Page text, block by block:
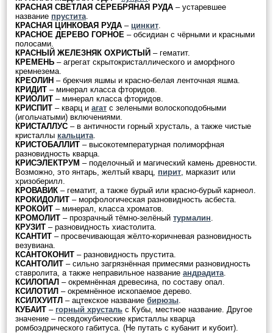
КРАСНАЯ СВЕТЛАЯ СЕРЕБРЯНАЯ РУДА – устаревшее
название прустита
КРАСНАЯ ЦИНКОВАЯ РУДА – цинкит
КРАСНОЕ ДЕРЕВО ГОРНОЕ – обсидиан с чёрными и красными
полосами.
КРАСНЫЙ ЖЕЛЕЗНЯК ОХРИСТЫЙ – гематит.
КРЕМЕНЬ – агрегат скрытокристаллического и аморфного
кремнезема.
КРЕОЛИН – брекчия яшмы и красно-белая ленточная яшма.
КРИДИТ – минерал класса фторидов.
КРИОЛИТ – минерал класса фторидов.
КРИСПИТ – кварц и агат с зелеными волоскоподобными
(игольчатыми) включениями.
КРИСТАЛЛУС – в античности горный хрусталь, а также чистые
кристаллы кальцита
КРИСТОБАЛЛИТ – высокотемпературная полиморфная
разновидность кварца.
КРИСЭЛЕКТРУМ – поделочный и магический камень древности.
Возможно, это янтарь, желтый кварц, пирит , марказит или
хризоберилл.
КРОВАВИК – гематит, а также бурый или красно-бурый карнеол.
КРОКИДОЛИТ – морфологическая разновидность асбеста.
КРОКОИТ – минерал, класса хроматов.
КРОМОЛИТ – прозрачный тёмно-зелёный турмалин
КРУЗИТ – разновидность хиастолита.
КСАНТИТ – просвечивающая жёлто-коричневая разновидность
везувиана.
КСАНТОКОНИТ – разновидность прустита.
КСАНТОЛИТ – сильно загрязнённая примесями разновидность
ставролита, а также неправильное название андрадита
КСИЛОПАЛ – окремнённая древесина, по составу опал.
КСИЛОТИЛ – окремнённое ископаемое дерево.
КСИЛХУИТЛ – ацтекское название бирюзы
КУБАИТ – горный хрусталь с Кубы, местное название. Другое
значение – псевдокубические кристаллы кварца
ромбоэдрического габитуса. (Не путать с кубанит и кубоит).